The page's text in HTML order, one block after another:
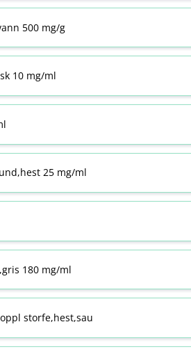
500 mg/g
10 mg/ml
25 mg/ml
180 mg/ml
storfe,hest,sau